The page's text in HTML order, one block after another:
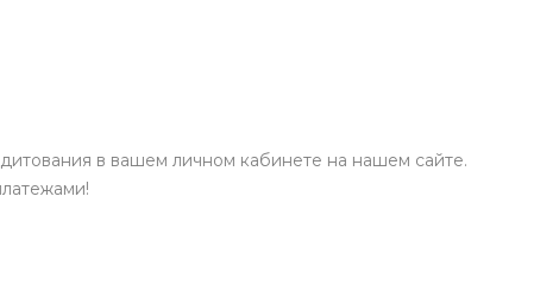
в вашем личном кабинете на нашем сайте.